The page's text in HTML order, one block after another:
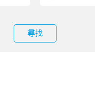
尋找